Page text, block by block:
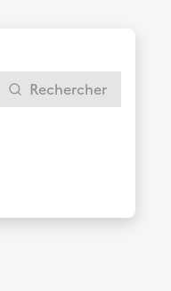
Rechercher